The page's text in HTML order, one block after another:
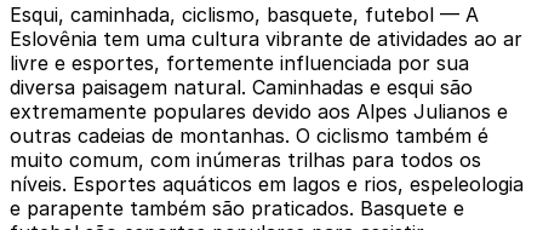
Esqui, caminhada, ciclismo, basquete, futebol — A
Eslovênia tem uma cultura vibrante de atividades ao ar
livre e esportes, fortemente influenciada por sua
diversa paisagem natural. Caminhadas e esqui são
extremamente populares devido aos Alpes Julianos e
outras cadeias de montanhas. O ciclismo também é
muito comum, com inúmeras trilhas para todos os
níveis. Esportes aquáticos em lagos e rios, espeleologia
e parapente também são praticados. Basquete e